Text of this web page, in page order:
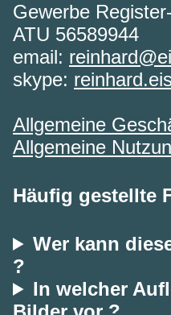
Gewerbe
ATU 56589944
email:
skype:
Allgemeine
Allgemeine
Häufig gestellte
Wer kann
?
In welcher